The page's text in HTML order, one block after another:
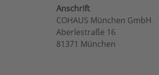
Anschrift
COHAUS München GmbH
Aberlestraße 16
81371 München